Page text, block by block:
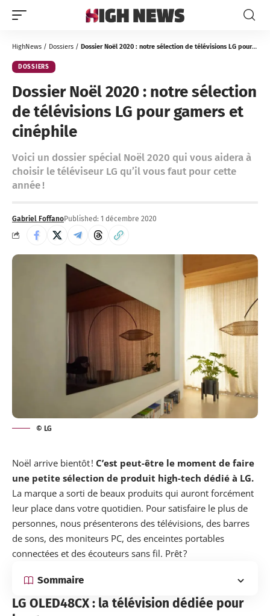
HighNews / Dossiers / Dossier Noël 2020 : notre sélection de télévisions LG pour gamers et cinéphile
DOSSIERS
Dossier Noël 2020 : notre sélection
de télévisions LG pour gamers et
cinéphile
Voici un dossier spécial Noël 2020 qui vous aidera à
choisir le téléviseur LG qu’il vous faut pour cette
année !
Gabriel FoffanoPublished: 1 décembre 2020
© LG
Noël arrive bientôt ! C’est peut-être le moment de faire
une petite sélection de produit high-tech dédié à LG.
La marque a sorti de beaux produits qui auront forcément
leur place dans votre quotidien. Pour satisfaire le plus de
personnes, nous présenterons des télévisions, des barres
de sons, des moniteurs PC, des enceintes portables
connectées et des écouteurs sans fil. Prêt ?
Sommaire
LG OLED48CX : la télévision dédiée pour